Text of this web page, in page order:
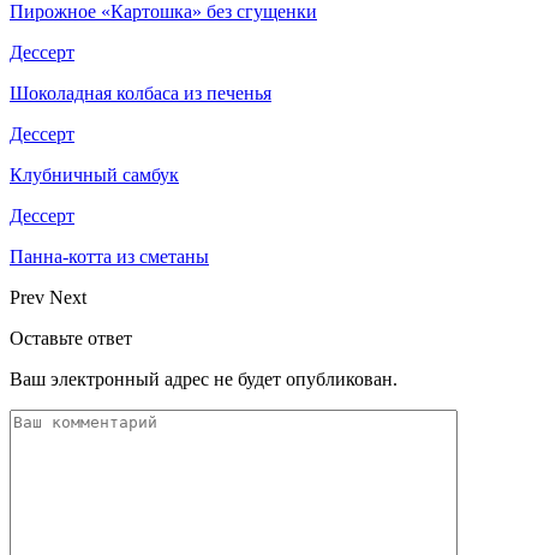
Пирожное «Картошка» без сгущенки
Дессерт
Шоколадная колбаса из печенья
Дессерт
Клубничный самбук
Дессерт
Панна-котта из сметаны
Prev Next
Оставьте ответ
Ваш электронный адрес не будет опубликован.